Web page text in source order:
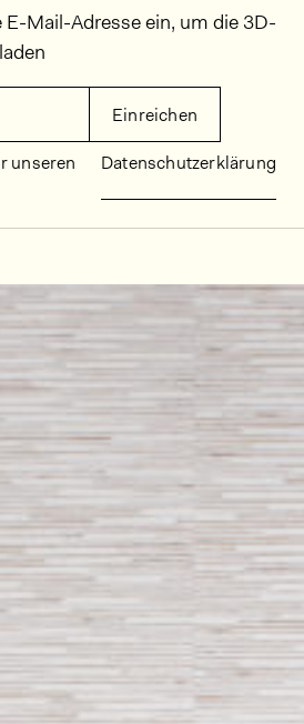
E-Mail-Adresse ein, um die 3D-
Einreichen
unseren
Datenschutzerklärung